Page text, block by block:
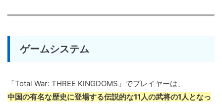
ゲームシステム
「Total War: THREE KINGDOMS」でプレイヤーは、
中国の有名な歴史に登場する伝説的な11人の武将の1人となっ